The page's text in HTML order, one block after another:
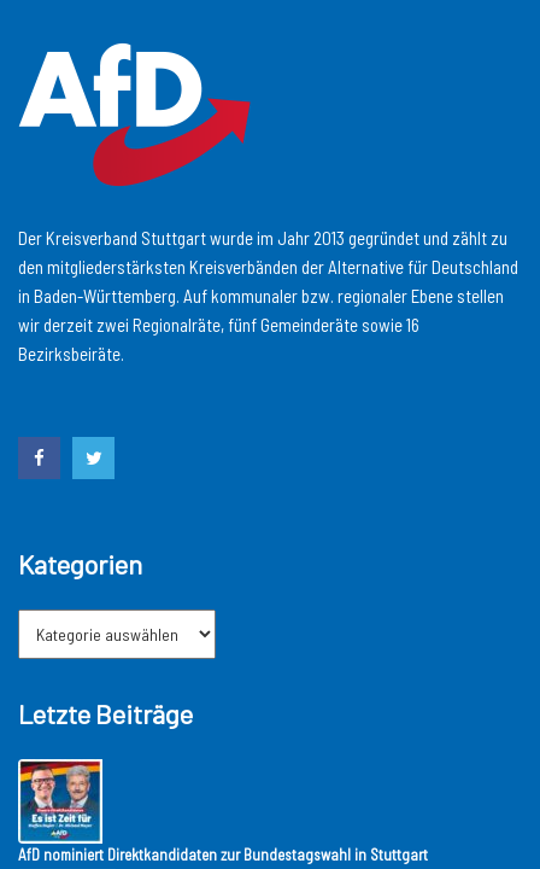
Der Kreisverband Stuttgart wurde im Jahr 2013 gegründet und zählt zu
den mitgliederstärksten Kreisverbänden der Alternative für Deutschland
in Baden-Württemberg. Auf kommunaler bzw. regionaler Ebene stellen
wir derzeit zwei Regionalräte, fünf Gemeinderäte sowie 16
Bezirksbeiräte.
Kategorien
Letzte Beiträge
AfD nominiert Direktkandidaten zur Bundestagswahl in Stuttgart